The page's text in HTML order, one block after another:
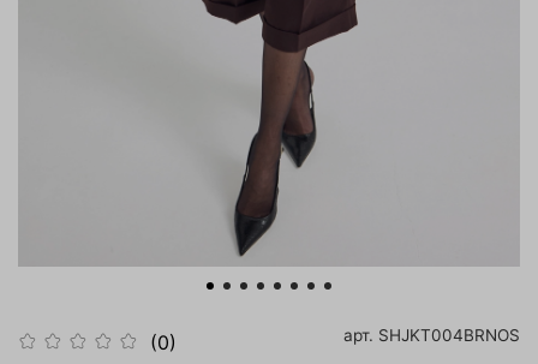
(0) арт. SHJKT004BRNOS